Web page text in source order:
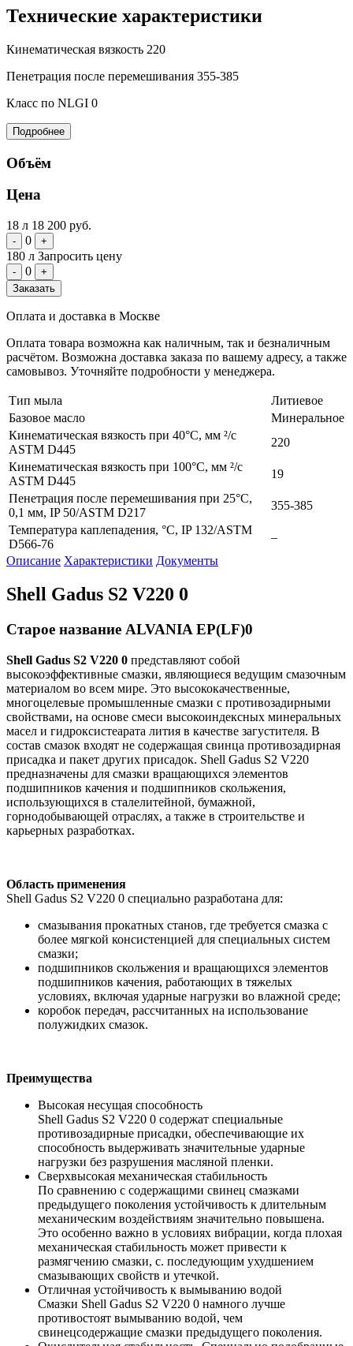
Технические характеристики
Кинематическая вязкость 220
Пенетрация после перемешивания 355-385
Класс по NLGI 0
Подробнее
Объём
Цена
18 л 18 200 руб.
- 0 +
180 л Запросить цену
- 0
+
Заказать
Оплата и доставка в Москве
Оплата товара возможна как наличным, так и безналичным
расчётом. Возможна доставка заказа по вашему адресу, а также
самовывоз. Уточняйте подробности у менеджера.
Тип мыла
Литиевое
Базовое масло
Минеральное
Кинематическая вязкость при 40°C, мм ²/с
ASTM D445
220
Кинематическая вязкость при 100°C, мм ²/с
ASTM D445
19
Пенетрация после перемешивания при 25°С,
0,1 мм, IP 50/ASTM D217
355-385
Температура каплепадения, °С, IP 132/ASTM
D566-76
–
Описание Характеристики Документы
Shell Gadus S2 V220 0
Старое название ALVANIA EP(LF)0
Shell Gadus S2 V220 0 представляют собой
высокоэффективные смазки, являющиеся ведущим смазочным
материалом во всем мире. Это высококачественные,
многоцелевые промышленные смазки с противозадирными
свойствами, на основе смеси высокоиндексных минеральных
масел и гидроксистеарата лития в качестве загустителя. В
состав смазок входят не содержащая свинца противозадирная
присадка и пакет других присадок. Shell Gadus S2 V220
предназначены для смазки вращающихся элементов
подшипников качения и подшипников скольжения,
использующихся в сталелитейной, бумажной,
горнодобывающей отраслях, а также в строительстве и
карьерных разработках.
Область применения
Shell Gadus S2 V220 0 специально разработана для:
смазывания прокатных станов, где требуется смазка с
более мягкой консистенцией для специальных систем
смазки;
подшипников скольжения и вращающихся элементов
подшипников качения, работающих в тяжелых
условиях, включая ударные нагрузки во влажной среде;
коробок передач, рассчитанных на использование
полужидких смазок.
Преимущества
Высокая несущая способность
Shell Gadus S2 V220 0 содержат специальные
противозадирные присадки, обеспечивающие их
способность выдерживать значительные ударные
нагрузки без разрушения масляной пленки.
Сверхвысокая механическая стабильность
По сравнению с содержащими свинец смазками
предыдущего поколения устойчивость к длительным
механическим воздействиям значительно повышена.
Это особенно важно в условиях вибрации, когда плохая
механическая стабильность может привести к
размягчению смазки, с. последующим ухудшением
смазывающих свойств и утечкой.
Отличная устойчивость к вымыванию водой
Смазки Shell Gadus S2 V220 0 намного лучше
противостоят вымыванию водой, чем
свинецсодержащие смазки предыдущего поколения.